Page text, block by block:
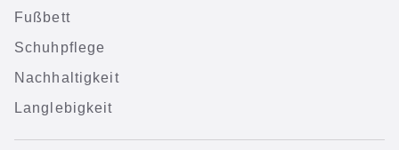
Fußbett
Schuhpflege
Nachhaltigkeit
Langlebigkeit